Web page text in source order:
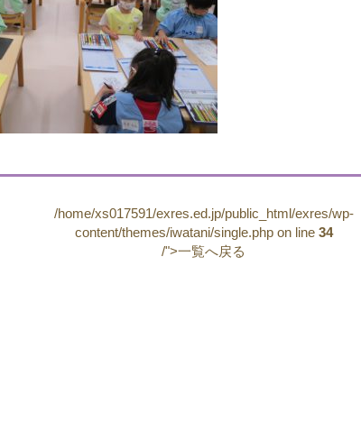
/home/xs017591/exres.ed.jp/public_html/exres/wp-
content/themes/iwatani/single.php on line 34
/">一覧へ戻る